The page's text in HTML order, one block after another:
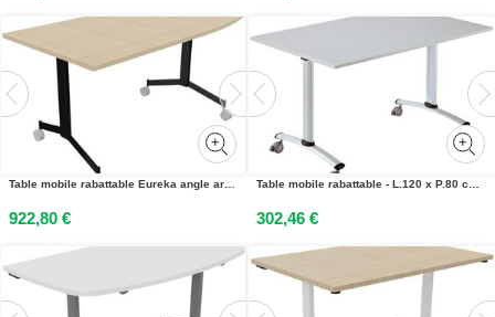
Table mobile rabattable Eureka angle arrondi à droite - L.170 x P.80 cm - Plateau Chêne - Pieds Noir
922,80 €
Table mobile rabattable - L.120 x P.80 cm - Plateau Gris - Pieds Aluminium
302,46 €